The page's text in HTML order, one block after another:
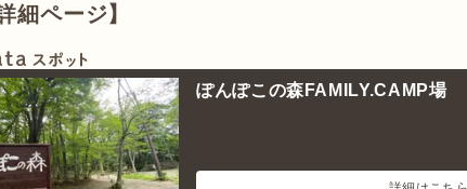
細ページ】
ぽんぽこの森FAMILY.CAMP場